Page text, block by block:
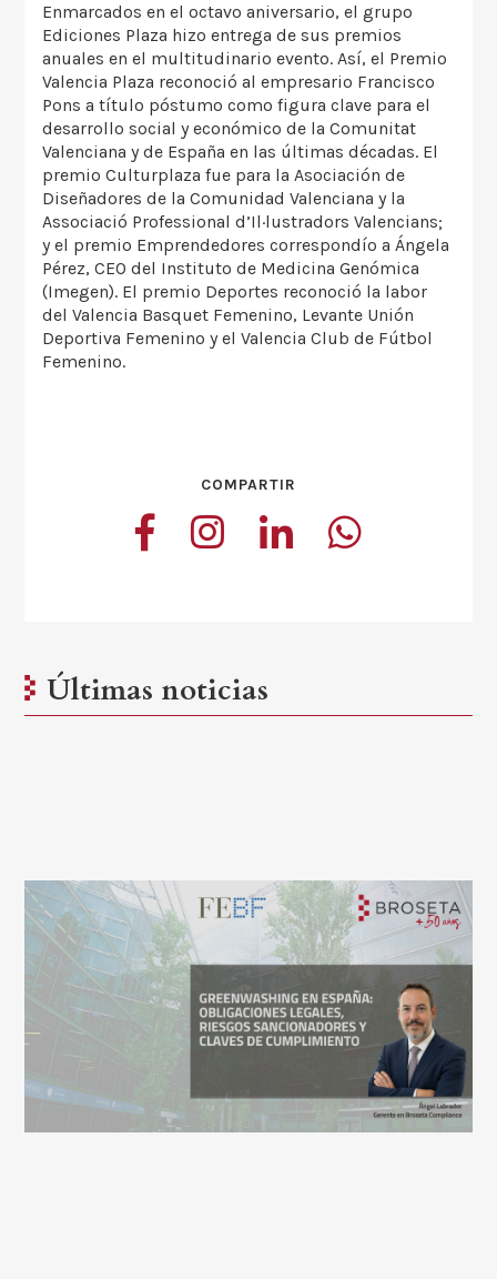
Enmarcados en el octavo aniversario, el grupo
Ediciones Plaza hizo entrega de sus premios
anuales en el multitudinario evento. Así, el Premio
Valencia Plaza reconoció al empresario Francisco
Pons a título póstumo como figura clave para el
desarrollo social y económico de la Comunitat
Valenciana y de España en las últimas décadas. El
premio Culturplaza fue para la Asociación de
Diseñadores de la Comunidad Valenciana y la
Associació Professional d’Il·lustradors Valencians;
y el premio Emprendedores correspondío a Ángela
Pérez, CEO del Instituto de Medicina Genómica
(Imegen). El premio Deportes reconoció la labor
del Valencia Basquet Femenino, Levante Unión
Deportiva Femenino y el Valencia Club de Fútbol
Femenino.
COMPARTIR
Últimas noticias